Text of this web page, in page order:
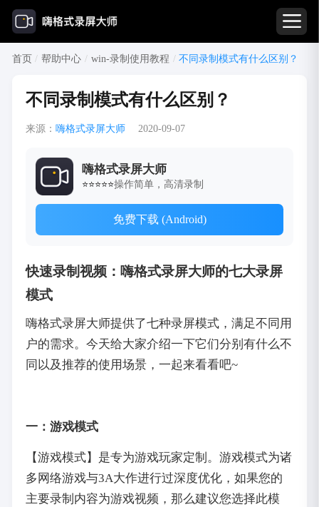
首页 / 帮助中心 / win-录制使用教程 / 不同录制模式有什么区别？
不同录制模式有什么区别？
来源： 嗨格式录屏大师 2020-09-07
嗨格式录屏大师
⭐⭐⭐⭐⭐操作简单，高清录制
免费下载 (Android)
快速录制视频：嗨格式录屏大师的七大录屏
模式
嗨格式录屏大师提供了七种录屏模式，满足不同用
户的需求。今天给大家介绍一下它们分别有什么不
同以及推荐的使用场景，一起来看看吧~
一：游戏模式
【游戏模式】是专为游戏玩家定制。游戏模式为诸
多网络游戏与3A大作进行过深度优化，如果您的
主要录制内容为游戏视频，那么建议您选择此模